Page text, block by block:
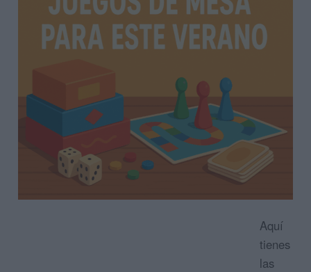
Aquí
tienes
las